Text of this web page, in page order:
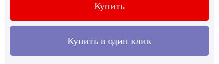
Купить
Купить в один клик